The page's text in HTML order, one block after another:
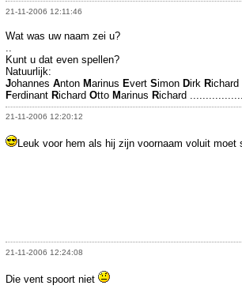
21-11-2006 12:11:46
Wat was uw naam zei u?
Kunt u dat even spellen?
Natuurlijk:
Johannes Anton Marinus Evert Simon Dirk Richard
Ferdinant Richard Otto Marinus Richard
21-11-2006 12:20:12
Leuk voor hem als hij zijn voornaam voluit moet
21-11-2006 12:24:08
Die vent spoort niet